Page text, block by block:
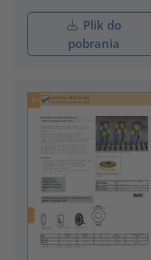
Plik do
pobrania